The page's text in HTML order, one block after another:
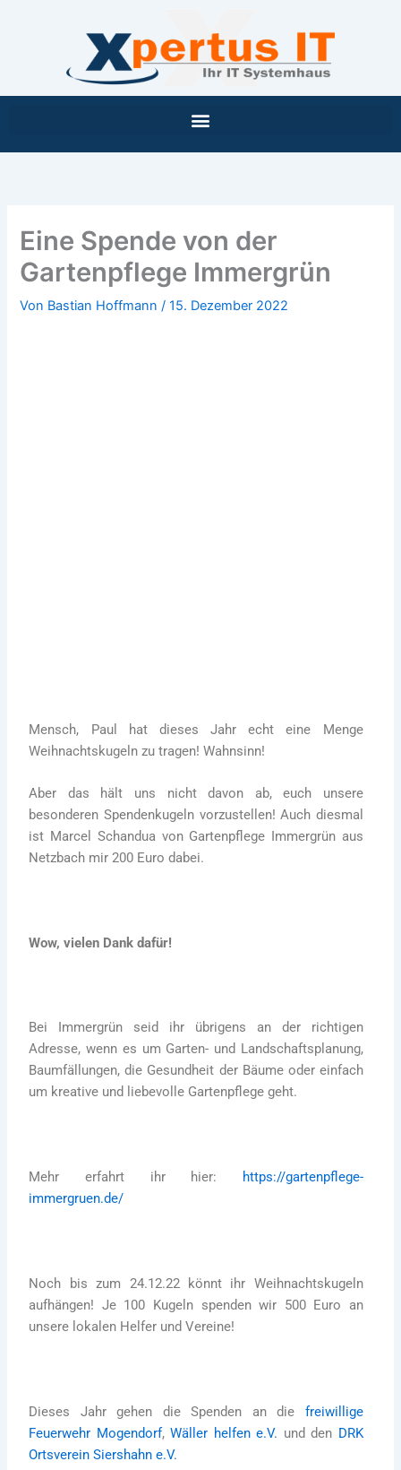
Eine Spende von der
Gartenpflege Immergrün
Von Bastian Hoffmann/15. Dezember 2022
Mensch, Paul hat dieses Jahr echt eine Menge
Weihnachtskugeln zu tragen! Wahnsinn!
Aber das hält uns nicht davon ab, euch unsere
besonderen Spendenkugeln vorzustellen! Auch diesmal
ist Marcel Schandua von Gartenpflege Immergrün aus
Netzbach mir 200 Euro dabei.
Wow, vielen Dank dafür!
Bei Immergrün seid ihr übrigens an der richtigen
Adresse, wenn es um Garten- und Landschaftsplanung,
Baumfällungen, die Gesundheit der Bäume oder einfach
um kreative und liebevolle Gartenpflege geht.
Mehr erfahrt ihr hier:
https://gartenpflege-
immergruen.de/
Noch bis zum 24.12.22 könnt ihr Weihnachtskugeln
aufhängen! Je 100 Kugeln spenden wir 500 Euro an
unsere lokalen Helfer und Vereine!
Dieses Jahr gehen die Spenden an die freiwillige
Feuerwehr Mogendorf,Wäller helfen e.V. und den DRK
Ortsverein Siershahn e.V.